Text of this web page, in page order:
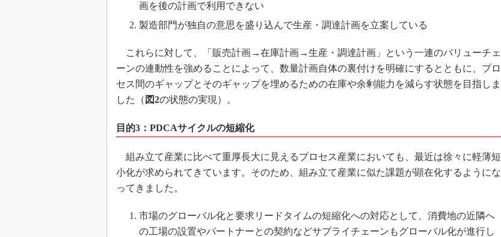
画を後の計画で利用できない
製造部門が独自の意思を盛り込んで生産・調達計画を立案している
これらに対して、「販売計画→在庫計画→生産・調達計画」という一連のバリューチェ
ーンの連動性を強めることによって、数量計画自体の裏付けを明確にするとともに、プロ
セス間のギャップとそのギャップを埋めるための在庫や余剰能力を減らす状態を目指しま
した（ 図2の状態の実現）。
目的3：PDCAサイクルの短縮化
組み立て産業に比べて重厚長大に見えるプロセス産業においても、最近は徐々に軽薄短
小化が求められてきています。そのため、組み立て産業に似た課題が顕在化するようにな
ってきました。
市場のグローバル化と要求リードタイムの短縮化への対応として、消費地の近隣へ
の工場の設置やパートナーとの契約などサプライチェーンもグローバル化が進行し